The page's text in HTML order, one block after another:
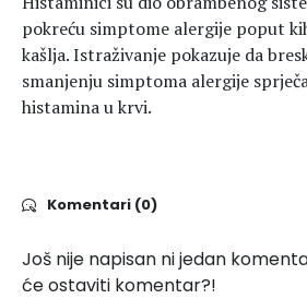
pokreću simptome alergije poput
kašlja. Istraživanje pokazuje da
smanjenju simptoma alergije
histamina u krvi.
Komentari (0)
Još nije napisan ni jedan
će ostaviti komentar?!